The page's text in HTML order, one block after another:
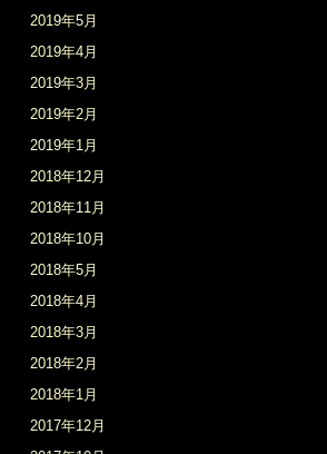
2019年5月
2019年4月
2019年3月
2019年2月
2019年1月
2018年12月
2018年11月
2018年10月
2018年5月
2018年4月
2018年3月
2018年2月
2018年1月
2017年12月